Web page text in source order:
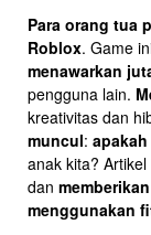
Para orang tua
Roblox. Game
menawarkan
pengguna lain.
kreativitas dan
muncul:
anak kita? Artikel
dan
menggunakan